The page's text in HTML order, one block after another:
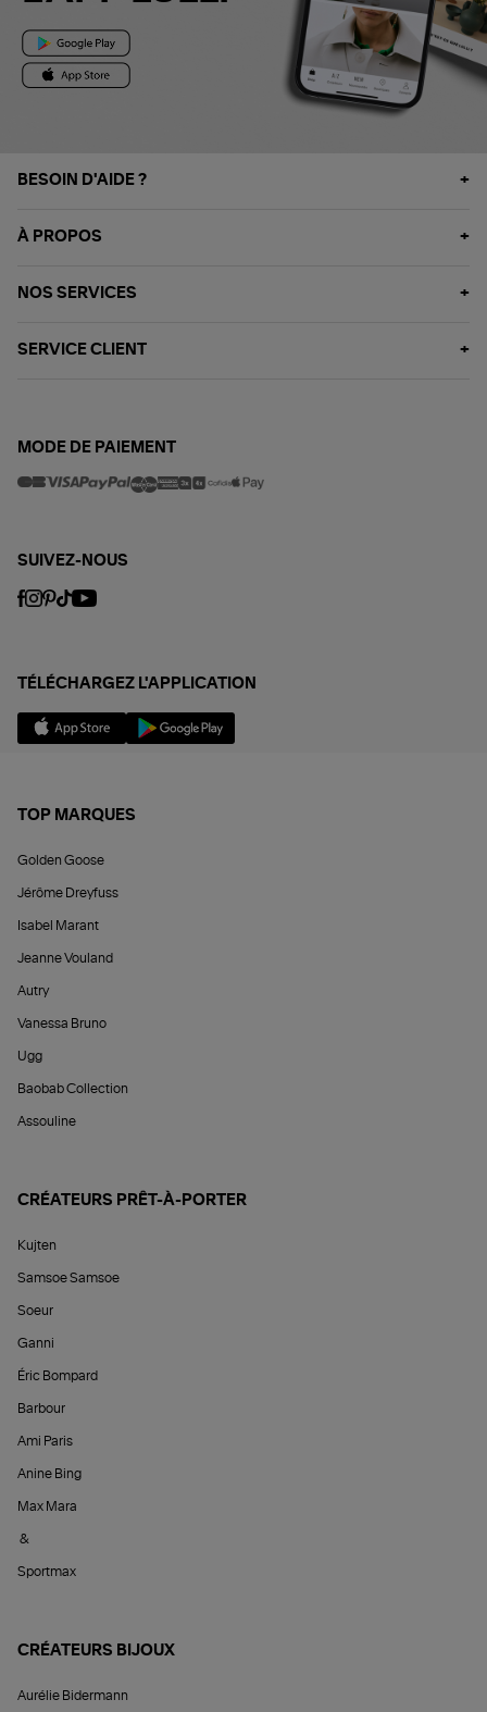
BESOIN D'AIDE ?
À PROPOS
NOS SERVICES
SERVICE CLIENT
MODE DE PAIEMENT
SUIVEZ-NOUS
TÉLÉCHARGEZ L'APPLICATION
TOP MARQUES
Golden Goose
Jérôme Dreyfuss
Isabel Marant
Jeanne Vouland
Autry
Vanessa Bruno
Ugg
Baobab Collection
Assouline
CRÉATEURS PRÊT-À-PORTER
Kujten
Samsoe Samsoe
Soeur
Ganni
Éric Bompard
Barbour
Ami Paris
Anine Bing
Max Mara
&
Sportmax
CRÉATEURS BIJOUX
Aurélie Bidermann